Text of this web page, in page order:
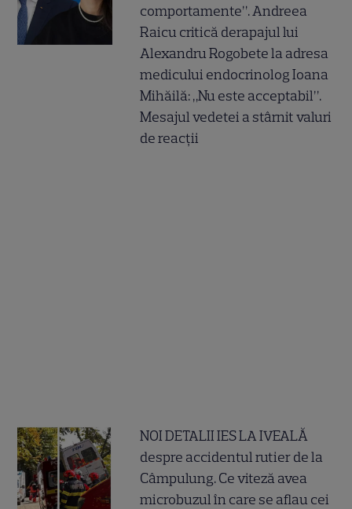
comportamente”. Andreea
Raicu critică derapajul lui
Alexandru Rogobete la adresa
medicului endocrinolog Ioana
Mihăilă: „Nu este acceptabil”.
Mesajul vedetei a stârnit valuri
de reacții
NOI DETALII IES LA IVEALĂ
despre accidentul rutier de la
Câmpulung. Ce viteză avea
microbuzul în care se aflau cei